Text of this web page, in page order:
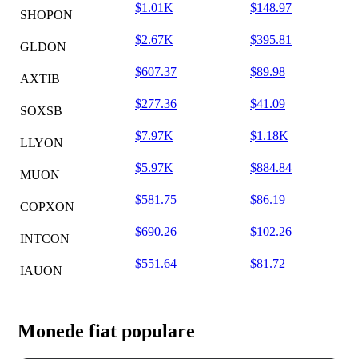
SHOPON
$1.01K $148.97
GLDON
$2.67K $395.81
AXTIB
$607.37 $89.98
SOXSB
$277.36 $41.09
LLYON
$7.97K $1.18K
MUON
$5.97K $884.84
COPXON
$581.75 $86.19
INTCON
$690.26 $102.26
IAUON
$551.64 $81.72
Monede fiat populare